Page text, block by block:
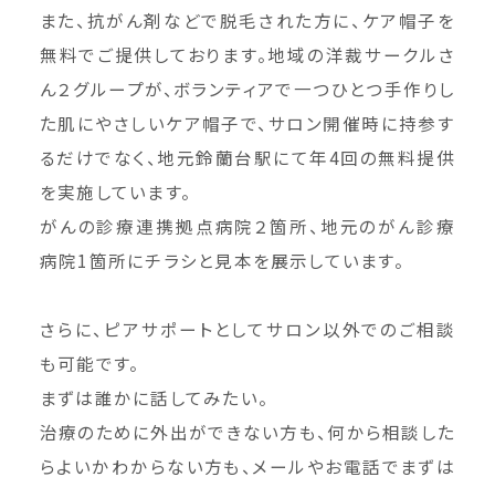
また、抗がん剤などで脱毛された方に、ケア帽子を
無料でご提供しております。地域の洋裁サークルさ
ん２グループが、ボランティアで一つひとつ手作りし
た肌にやさしいケア帽子で、サロン開催時に持参す
るだけでなく、地元鈴蘭台駅にて年4回の無料提供
を実施しています。
がんの診療連携拠点病院２箇所、地元のがん診療
病院1箇所にチラシと見本を展示しています。
さらに、ピアサポートとしてサロン以外でのご相談
も可能です。
まずは誰かに話してみたい。
治療のために外出ができない方も、何から相談した
らよいかわからない方も、メールやお電話でまずは